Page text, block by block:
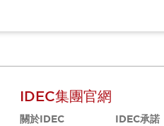
IDEC集團官網
關於IDEC
IDEC承諾